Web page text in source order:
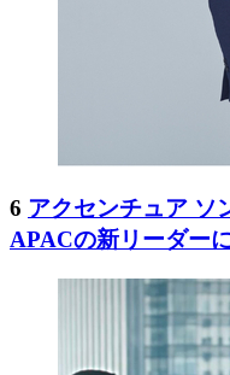
6 アクセンチュア ソ
APACの新リーダー